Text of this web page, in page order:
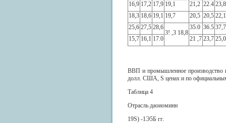
16,9 17,2 17,9 19,1 21,2 22.4 23,8
18,3 18,6 19,1 19,7 20,5 20,5 22,1
25,6 27,5 28,6
3! ,3 18,8
35.0 36.5 37,7
15,7 16,1 17.0 21 ,7 23,7 25,0
ВВП и промышленное производство
долл. США, S ценах и по
Таблица 4
Отрасль даоиоминн
19S) -1Э5Б гг.